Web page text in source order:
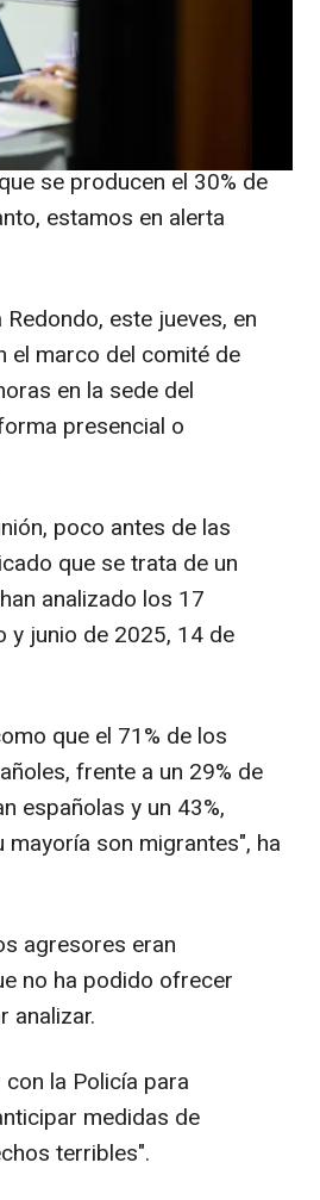
por violencia de género
de las víctimas para
los meses más
se producen el 30% de
estamos en alerta
este jueves, en
el marco del comité de
en la sede del
presencial o
poco antes de las
que se trata de un
analizado los 17
y junio de 2025, 14 de
que el 71% de los
frente a un 29% de
españolas y un 43%,
son migrantes", ha
agresores eran
no ha podido ofrecer
analizar.
la Policía para
medidas de
terribles".